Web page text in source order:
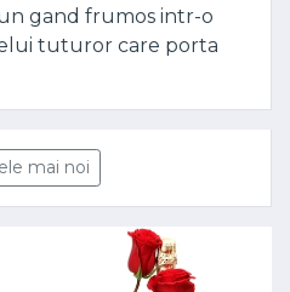
gand frumos intr-o
tuturor care porta
mai noi